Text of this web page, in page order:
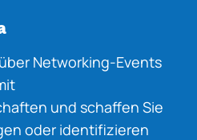
Networking-Events
und schaffen Sie
oder identifizieren